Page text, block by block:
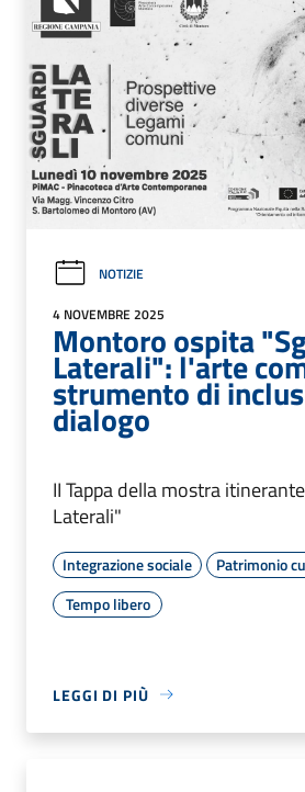
NOTIZIE
4 NOVEMBRE 2025
Montoro ospita
Laterali": l'arte
strumento di
dialogo
II Tappa della mostra
Laterali"
Integrazione sociale
Patrimonio
Tempo libero
LEGGI DI PIÙ